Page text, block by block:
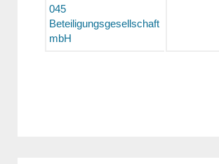
045
Beteiligungsgesellschaft
mbH